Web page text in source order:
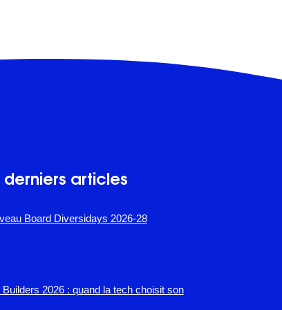
derniers articles
Board Diversidays 2026-28
Builders 2026 : quand la tech choisit son